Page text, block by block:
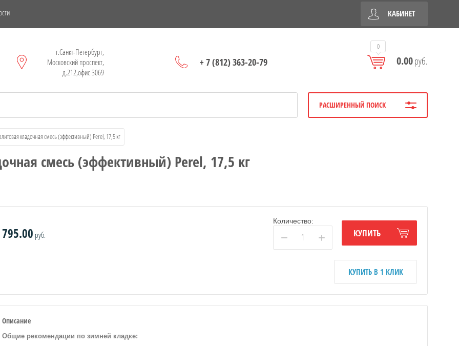
КАБИНЕТ
г.Санкт-Петербург,
Московский проспект,
д.212,офис 3069
+ 7 (812) 363-20-79
0
0.00руб.
РАСШИРЕННЫЙ ПОИСК
кладочная смесь (эффективный) Perel, 17,5 кг
смесь (эффективный) Perel, 17,5 кг
795.00 руб.
Количество:
− + КУПИТЬ
КУПИТЬ В 1 КЛИК
Описание
Общие рекомендации по зимней кладке: